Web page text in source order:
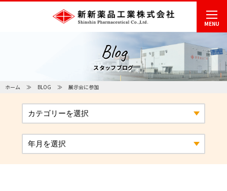
MENU
Blog
スタッフブログ
ホーム BLOG 展示会に参加